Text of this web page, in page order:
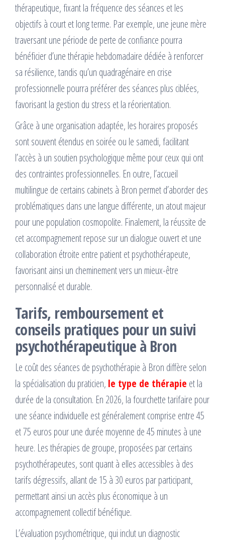
thérapeutique, fixant la fréquence des séances et les
objectifs à court et long terme. Par exemple, une jeune mère
traversant une période de perte de confiance pourra
bénéficier d’une thérapie hebdomadaire dédiée à renforcer
sa résilience, tandis qu’un quadragénaire en crise
professionnelle pourra préférer des séances plus ciblées,
favorisant la gestion du stress et la réorientation.
Grâce à une organisation adaptée, les horaires proposés
sont souvent étendus en soirée ou le samedi, facilitant
l’accès à un soutien psychologique même pour ceux qui ont
des contraintes professionnelles. En outre, l’accueil
multilingue de certains cabinets à Bron permet d’aborder des
problématiques dans une langue différente, un atout majeur
pour une population cosmopolite. Finalement, la réussite de
cet accompagnement repose sur un dialogue ouvert et une
collaboration étroite entre patient et psychothérapeute,
favorisant ainsi un cheminement vers un mieux-être
personnalisé et durable.
Tarifs, remboursement et
conseils pratiques pour un suivi
psychothérapeutique à Bron
Le coût des séances de psychothérapie à Bron diffère selon
la spécialisation du praticien, le type de thérapie et la
durée de la consultation. En 2026, la fourchette tarifaire pour
une séance individuelle est généralement comprise entre 45
et 75 euros pour une durée moyenne de 45 minutes à une
heure. Les thérapies de groupe, proposées par certains
psychothérapeutes, sont quant à elles accessibles à des
tarifs dégressifs, allant de 15 à 30 euros par participant,
permettant ainsi un accès plus économique à un
accompagnement collectif bénéfique.
L’évaluation psychométrique, qui inclut un diagnostic